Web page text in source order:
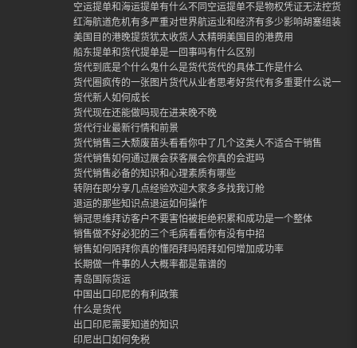
空运提单和海运提单有什么不同空运提单不是物权凭证无法控货
红海航道危机有多严重对世界航运业和经济有多少影响胡塞组装封
美国目的港晚提货犹太收货人太精明美国目的港费用
船东提单和货代提单是一回事吗有什么区别
货代到底是个什么鬼什么是货代货代的具体工作是什么
货代圈疯传的一张图片货代从业者思考好货代有多重要什么说一定
货代新人如何成长
货代现在还能做吗现在进来晚不晚
货代行业最新行情和前景
货代销售三大颓废苗头看看你中了几个这类人不适合干销售
货代销售如何通过展会获客展会你真的会逛吗
货代销售必备的知识和心理素质有哪些
转阴在即分享几点经验欢迎大家多多找我订舱
退运的那些知识点退运如何操作
销冠思维拜访客户不要害怕被拒绝积累和成功是一个整体
销售做不好必犯的三个毛病看看你有没有中招
销售如何陌拜你真的懂陌拜吗陌拜如何增加成功率
长期做一件事的人大概率都是靠谱的
青岛国际货运
中国出口印尼的有利政策
什么是货代
出口印尼需要知道的知识
印尼出口如何免税